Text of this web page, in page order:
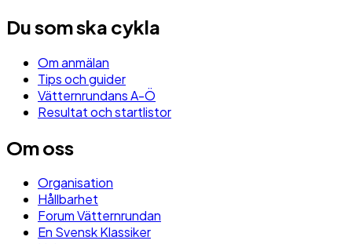
Du som ska cykla
Om anmälan
Tips och guider
Vätternrundans A-Ö
Resultat och startlistor
Om oss
Organisation
Hållbarhet
Forum Vätternrundan
En Svensk Klassiker